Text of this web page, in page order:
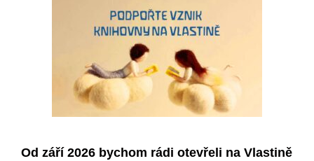
Od září 2026 bychom rádi otevřeli na Vlastině